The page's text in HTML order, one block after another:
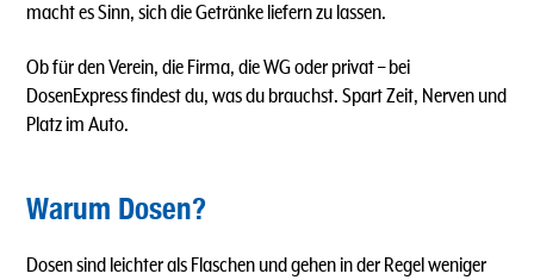
macht es Sinn, sich die Getränke liefern zu lassen.
Ob für den Verein, die Firma, die WG oder privat – bei
DosenExpress findest du, was du brauchst. Spart Zeit, Nerven und
Platz im Auto.
Warum Dosen?
Dosen sind leichter als Flaschen und gehen in der Regel weniger